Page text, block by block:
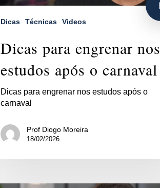
Dicas Técnicas Videos
Dicas para engrenar nos
estudos após o carnaval
Dicas para engrenar nos estudos após o
carnaval
Prof Diogo Moreira
18/02/2026